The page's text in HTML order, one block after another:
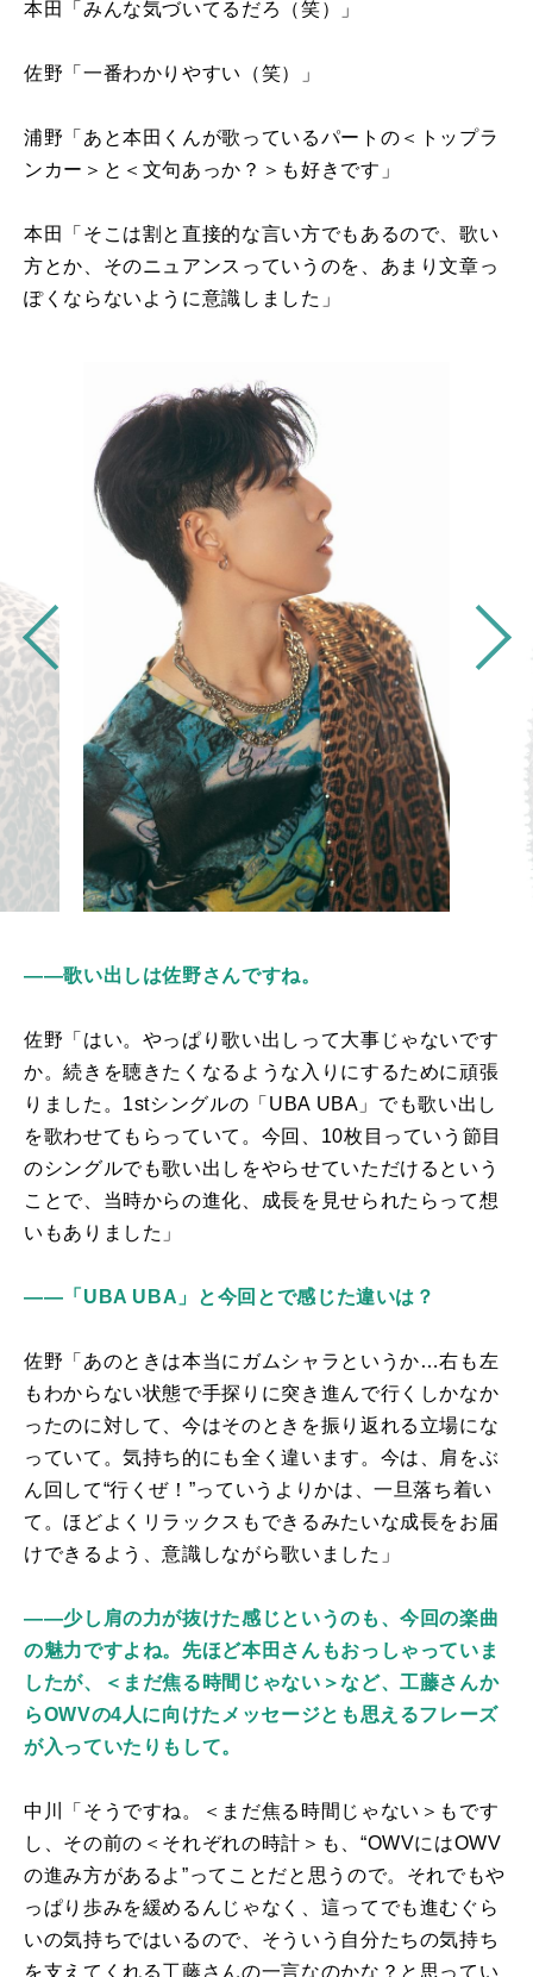
本田「みんな気づいてるだろ（笑）」
佐野「一番わかりやすい（笑）」
浦野「あと本田くんが歌っているパートの＜トップラ
ンカー＞と＜文句あっか？＞も好きです」
本田「そこは割と直接的な言い方でもあるので、歌い
方とか、そのニュアンスっていうのを、あまり文章っ
ぽくならないように意識しました」
――歌い出しは佐野さんですね。
佐野「はい。やっぱり歌い出しって大事じゃないです
か。続きを聴きたくなるような入りにするために頑張
りました。 1stシングルの「 UBA UBA 」でも歌い出し
を歌わせてもらっていて。今回、 10枚目っていう節目
のシングルでも歌い出しをやらせていただけるという
ことで、当時からの進化、成長を見せられたらって想
いもありました」
――「UBA UBA」と今回とで感じた違いは？
佐野「あのときは本当にガムシャラというか…右も左
もわからない状態で手探りに突き進んで行くしかなか
ったのに対して、今はそのときを振り返れる立場にな
っていて。気持ち的にも全く違います。今は、肩をぶ
ん回して“行くぜ！”っていうよりかは、一旦落ち着い
て。ほどよくリラックスもできるみたいな成長をお届
けできるよう、意識しながら歌いました」
――少し肩の力が抜けた感じというのも、今回の楽曲
の魅力ですよね。先ほど本田さんもおっしゃっていま
したが、＜まだ焦る時間じゃない＞など、工藤さんか
らOWVの4人に向けたメッセージとも思えるフレーズ
が入っていたりもして。
中川「そうですね。＜まだ焦る時間じゃない＞もです
し、その前の＜それぞれの時計＞も、“OWVにはOWV
の進み方があるよ”ってことだと思うので。それでもや
っぱり歩みを緩めるんじゃなく、這ってでも進むぐら
いの気持ちではいるので、そういう自分たちの気持ち
を支えてくれる工藤さんの一言なのかな？と思ってい